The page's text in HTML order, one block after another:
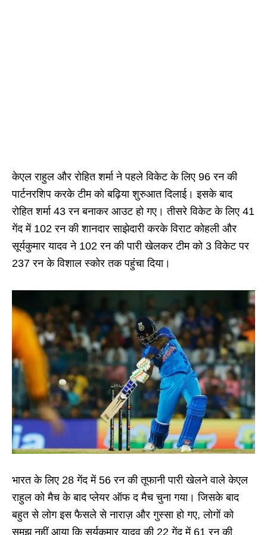
केएल राहुल और रोहित शर्मा ने पहले विकेट के लिए 96 रन की
पार्टनरशिप करके टीम को बढ़िया शुरुआत दिलाई। इसके बाद
रोहित शर्मा 43 रन बनाकर आउट हो गए। तीसरे विकेट के लिए 41
गेंद में 102 रन की शानदार साझेदारी करके विराट कोहली और
सूर्यकुमार यादव ने 102 रन की पारी खेलकर टीम को 3 विकेट पर
237 रन के विशाल स्कोर तक पहुंचा दिया।
भारत के लिए 28 गेंद में 56 रन की तूफानी पारी खेलने वाले केएल
राहुल को मैच के बाद प्लेयर ऑफ द मैच चुना गया। जिसके बाद
बहुत से लोग इस फैसले से नाराज़ और गुस्सा हो गए, लोगों को
समझ नहीं आया कि सूर्यकुमार यादव की 22 गेंद में 61 रन की